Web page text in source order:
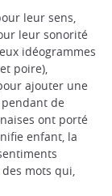
leur sens,
leur sonorité
idéogrammes
poire),
ajouter une
de
ont porté
enfant, la
mots qui,